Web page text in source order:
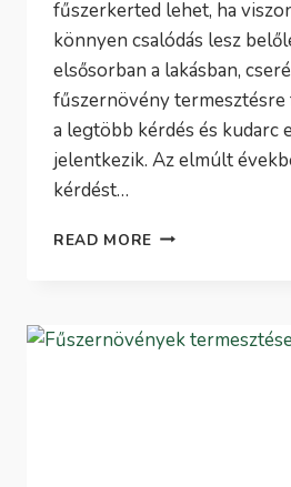
fűszerkerted lehet, ha
könnyen csalódás lesz
elsősorban a lakásban,
fűszernövény
a legtöbb kérdés és kudarc
jelentkezik. Az elmúlt
kérdést…
READ MORE FŰSZERNÖVÉNY
GYAKORLATI
ÚTMUTATÓ